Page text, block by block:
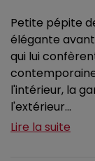
Petite pépite
élégante
qui lui
l'intérieur, la
l'extérieur...
Lire la suite